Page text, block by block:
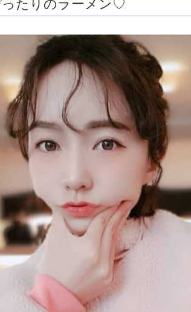
ったりのラーメン♡